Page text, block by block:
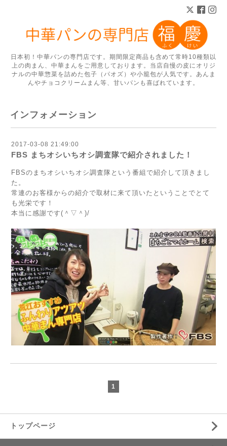
日本初！中華パンの専門店です。期間限定商品も含めて常時10種類以
上の肉まん、中華まんをご用意しております。当店自慢の皮にオリジ
ナルの中華惣菜を詰めた包子（パオズ）や小籠包が人気です。あんま
んやチョコクリームまん等、甘いパンも喜ばれています。
インフォメーション
2017-03-08 21:49:00
FBS まちオシいちオシ調査隊で紹介されました！
FBSのまちオシいちオシ調査隊という番組で紹介して頂きまし
た。
常連のお客様からの紹介で取材に来て頂いたということでとて
も光栄です！
本当に感謝です(＾▽＾)/
1
トップページ